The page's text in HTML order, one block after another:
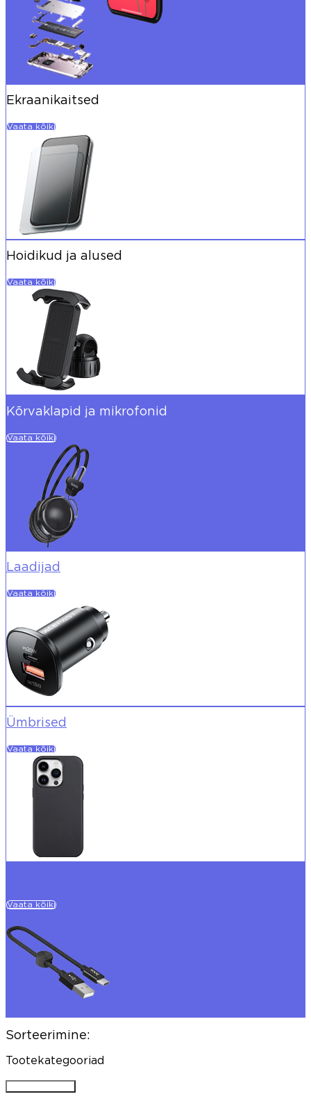
Ekraanikaitsed
Vaata kõiki
Hoidikud ja alused
Vaata kõiki
Kõrvaklapid ja mikrofonid
Vaata kõiki
Laadijad
Vaata kõiki
Ümbrised
Vaata kõiki
Vaata kõiki
Sorteerimine:
Tootekategooriad